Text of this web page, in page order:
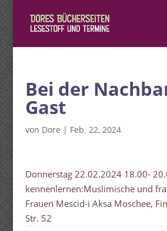
Bei der
Gast
von Dore | Feb. 22, 2024
Donnerstag 22.02.2024 18.00-
kennenlernen:Muslimische und
Frauen Mescid-i Aksa Moschee,
Str. 52